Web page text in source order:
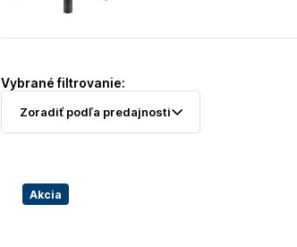
Vybrané filtrovanie:
Akcia